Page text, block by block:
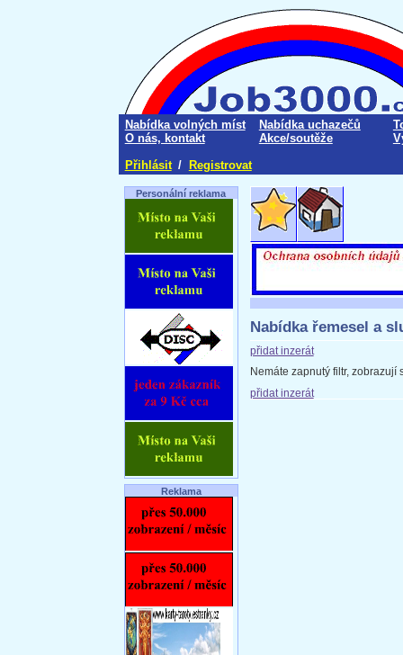
Nabídka volných míst Nabídka uchazečů
O nás, kontakt
Akce/soutěže
Přihlásit / Registrovat
Personální reklama
Reklama
Nabídka řemesel a
přidat inzerát
Nemáte zapnutý filtr, zobrazují
přidat inzerát